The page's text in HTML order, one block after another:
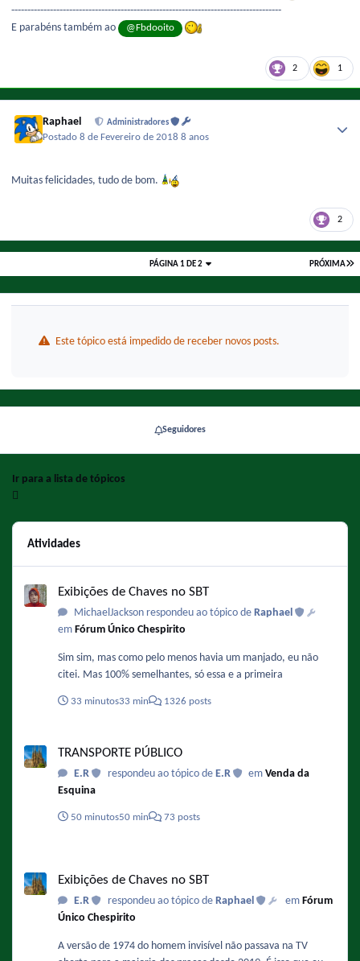
------------------------------------------------------------------------------------
E parabéns também ao
@Fbdooito
2 1
Raphael Administradores
Postado8 de Fevereiro de 20188 anos
Muitas felicidades, tudo de bom.
2
PRÓXIMA
PÁGINA 1 DE 2
Este tópico está impedido de receber novos posts.
Seguidores
Ir para a lista de tópicos
Atividades
Exibições de Chaves no SBT
MichaelJackson respondeu ao tópico de Raphael
em Fórum Único Chespirito
Sim sim, mas como pelo menos havia um manjado, eu não
citei. Mas 100% semelhantes, só essa e a primeira
33 minutos33 min 1326 posts
TRANSPORTE PÚBLICO
E.R respondeu ao tópico de E.R emVenda da
Esquina
50 minutos50 min 73 posts
Exibições de Chaves no SBT
E.R respondeu ao tópico de Raphael emFórum
Único Chespirito
A versão de 1974 do homem invisível não passava na TV